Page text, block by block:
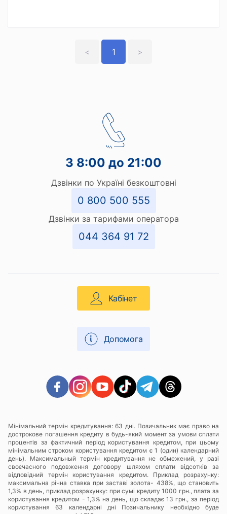
< 1 >
З 8:00 до 21:00
Дзвінки по Україні безкоштовні
0 800 500 555
Дзвінки за тарифами оператора
044 364 91 72
Кабінет
Допомога
Мінімальний термін кредитування: 63 дні. Позичальник має право на
дострокове погашення кредиту в будь-який момент за умови сплати
процентів за фактичний період користування кредитом, при цьому
мінімальним строком користування кредитом є 1 (один) календарний
день). Максимальный термін кредитування не обмежений, у разі
своєчасного подовження договору шляхом сплати відсотків за
відповідний термін користування кредитом. Приклад розрахунку:
максимальна річна ставка при заставі золота- 438%, що становить
1,3% в день, приклад розрахунку: при сумі кредиту 1000 грн., плата за
користування кредитом - 1,3% на день, що складає 13 грн., за період
користування 63 календарні дні Позичальнику необхідно буде